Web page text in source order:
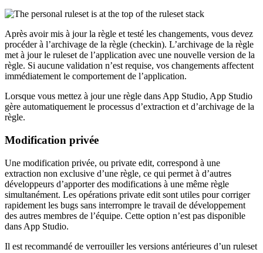
Après avoir mis à jour la règle et testé les changements, vous devez
procéder à l’archivage de la règle (checkin). L’archivage de la règle
met à jour le ruleset de l’application avec une nouvelle version de la
règle. Si aucune validation n’est requise, vos changements affectent
immédiatement le comportement de l’application.
Lorsque vous mettez à jour une règle dans App Studio, App Studio
gère automatiquement le processus d’extraction et d’archivage de la
règle.
Modification privée
Une modification privée, ou private edit, correspond à une
extraction non exclusive d’une règle, ce qui permet à d’autres
développeurs d’apporter des modifications à une même règle
simultanément. Les opérations private edit sont utiles pour corriger
rapidement les bugs sans interrompre le travail de développement
des autres membres de l’équipe. Cette option n’est pas disponible
dans App Studio.
Il est recommandé de verrouiller les versions antérieures d’un ruleset